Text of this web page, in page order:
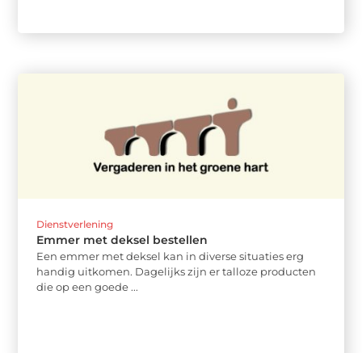
Dienstverlening
Emmer met deksel bestellen
Een emmer met deksel kan in diverse situaties erg
handig uitkomen. Dagelijks zijn er talloze producten
die op een goede ...